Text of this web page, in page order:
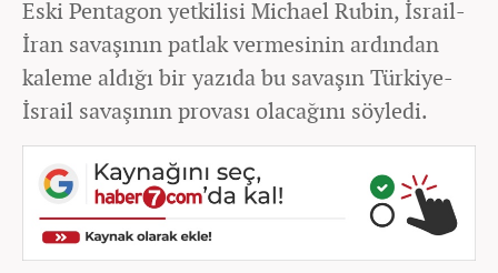
Eski Pentagon yetkilisi Michael Rubin, İsrail-
İran savaşının patlak vermesinin ardından
kaleme aldığı bir yazıda bu savaşın Türkiye-
İsrail savaşının provası olacağını söyledi.